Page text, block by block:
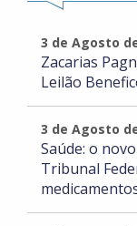
3 de Agosto
Zacarias
Leilão
3 de Agosto
Saúde: o
Tribunal